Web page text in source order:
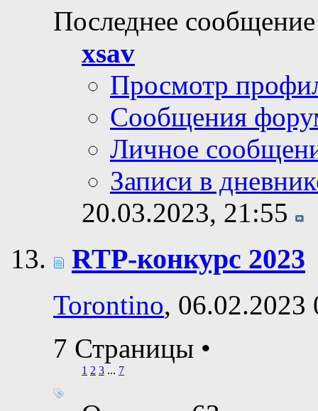
Последнее
xsav
Просмотр
Сообщения
Личное
Записи в
20.03.2023, 21:55
RTP-конкурс 2023
Torontino, 06.02.2023
7 Страницы •
1 2 3 ... 7